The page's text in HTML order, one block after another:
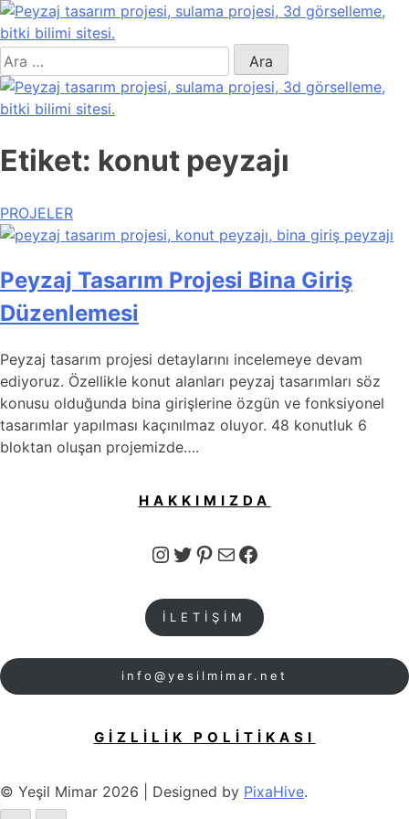
Skip
to
content
Yeşil Mimar
Arama:
Etiket: konut peyzajı
PROJELER
Peyzaj Tasarım Projesi Bina Giriş
Düzenlemesi
Peyzaj tasarım projesi detaylarını incelemeye devam
ediyoruz. Özellikle konut alanları peyzaj tasarımları söz
konusu olduğunda bina girişlerine özgün ve fonksiyonel
tasarımlar yapılması kaçınılmaz oluyor. 48 konutluk 6
bloktan oluşan projemizde….
HAKKIMIZDA
Instagram
Twitter
Pinterest
E-postaFacebook
İLETİŞİM
info@yesilmimar.net
GİZLİLİK POLİTİKASI
© Yeşil Mimar 2026 Designed by PixaHive.